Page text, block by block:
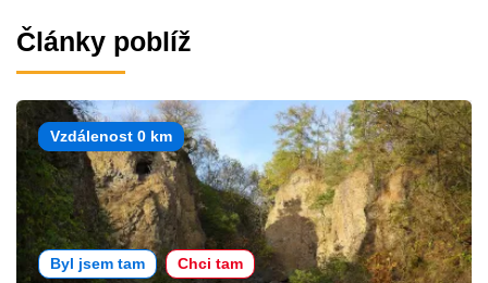
Články poblíž
Vzdálenost 0 km
Byl jsem tam Chci tam